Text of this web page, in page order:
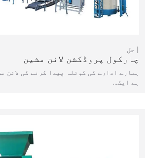
حل
چارکول پروڈکشن لائن مشین
ہمارے ادارے کی کوئلہ پیدا کرنے کی لائن
ہے ایک…